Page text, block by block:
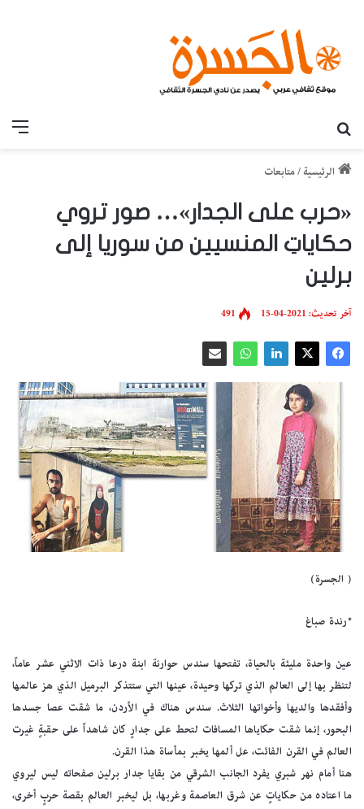
الرئيسية /متابعات
«حرب على الجدار»… صور تروي
حكاياتِ المنسيين من سوريا إلى
برلين
آخر تحديث: 2021-04-15 491
( الجسرة)
*رندة صباغ
عين واحدة مليئة بالحياة، تفتحها سندس حوارنة ابنة درعا ذات الاثني عشر عاماً،
لتنظر بها إلى العالم الذي تركها وحيدة، عينها التي ستتذكر البرميل الذي هز عالمها
وأفقدها والديها وأخواتها الثلاث. سندس هناك في الأردن، ما شقت عصا جسدها
البحور، إنما شقت حكاياها المسافات لتحط على جدارٍ كان شاهداً على حقبةٍ غيرت
العالم في القرن الفائت، عل ألمها يخبر بمأساة هذا القرن.
هنا أمام نهر شبري يفرد الجانب الشرقي من بقايا جدار برلين صفحاته ليس ليروي
ما اعتاده من حكاياتٍ عن شرق العاصمة وغربها، بل ليخبر العالم بقصة حربٍ أخرى،